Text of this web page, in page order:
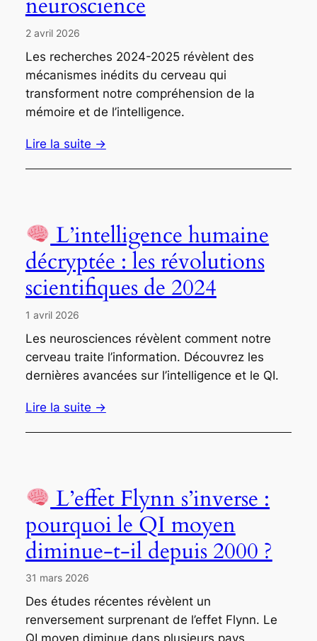
2 avril 2026
Les recherches 2024-2025 révèlent des
mécanismes inédits du cerveau qui
transforment notre compréhension de la
mémoire et de l’intelligence.
Lire la suite →
L’intelligence humaine
décryptée : les révolutions
scientifiques de 2024
1 avril 2026
Les neurosciences révèlent comment notre
cerveau traite l’information. Découvrez les
dernières avancées sur l’intelligence et le QI.
Lire la suite →
L’effet Flynn s’inverse :
pourquoi le QI moyen
diminue-t-il depuis 2000 ?
31 mars 2026
Des études récentes révèlent un
renversement surprenant de l’effet Flynn. Le